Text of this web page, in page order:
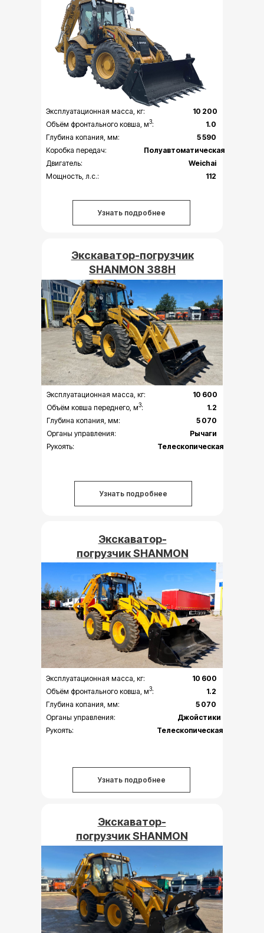
Экскаватор-погрузчик
SHANMON 388H
Эксплуатационная масса, кг:
Объём ковша переднего, м3:
Глубина копания, мм:
Органы управления:
Рукоять:
10 600
1.2
5 070
Рычаги
Телескопическая
Узнать подробнее
Экскаватор-
погрузчик SHANMON
Эксплуатационная масса, кг:
Объём фронтального ковша, м3:
Глубина копания, мм:
Органы управления:
Рукоять:
10 600
1.2
5 070
Джойстики
Телескопическая
Узнать подробнее
Экскаватор-
погрузчик SHANMON
388H
Эксплуатационная масса, кг:
Объём фронтального ковша, м3:
Глубина копания, мм:
Коробка передач:
Двигатель:
Мощность, л.с.:
10 200
1.0
5 590
Полуавтоматическая
Weichai
112
Узнать подробнее